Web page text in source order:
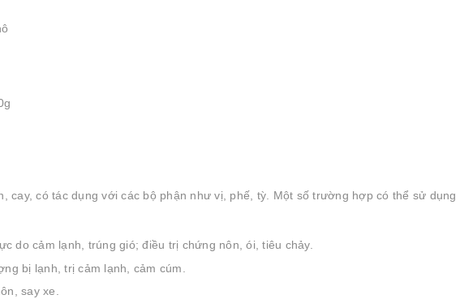
cay, có tác dụng với các bộ phận như vị, phế, tỳ. Một số trường hợp có thể sử dụng
do cảm lạnh, trúng gió; điều trị chứng nôn, ói, tiêu chảy.
bị lạnh, trị cảm lạnh, cảm cúm.
say xe.